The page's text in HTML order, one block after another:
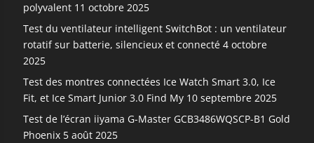
polyvalent 11 octobre 2025
Test du ventilateur intelligent SwitchBot : un ventilateur
rotatif sur batterie, silencieux et connecté 4 octobre
2025
Test des montres connectées Ice Watch Smart 3.0, Ice
Fit, et Ice Smart Junior 3.0 Find My 10 septembre 2025
Test de l’écran iiyama G-Master GCB3486WQSCP-B1 Gold
Phoenix 5 août 2025